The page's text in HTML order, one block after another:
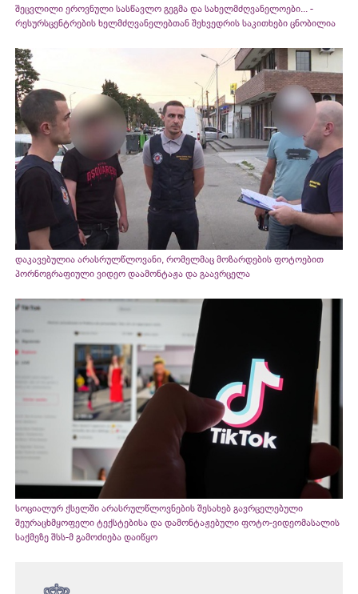
შეცვლილი ეროვნული სასწავლო გეგმა და სახელმძღვანელოები... -
რესურსცენტრების ხელმძღვანელებთან შეხვედრის საკითხები ცნობილია
დაკავებულია არასრულწლოვანი, რომელმაც მოზარდების ფოტოებით
პორნოგრაფიული ვიდეო დაამონტაჟა და გაავრცელა
სოციალურ ქსელში არასრულწლოვნების შესახებ გავრცელებული
შეურაცხმყოფელი ტექსტებისა და დამონტაჟებული ფოტო-ვიდეომასალის
საქმეზე შსს-მ გამოძიება დაიწყო